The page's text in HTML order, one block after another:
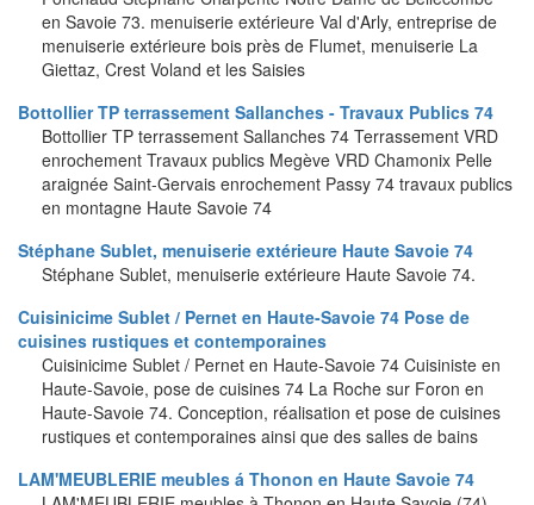
en Savoie 73. menuiserie extérieure Val d'Arly, entreprise de
menuiserie extérieure bois près de Flumet, menuiserie La
Giettaz, Crest Voland et les Saisies
Bottollier TP terrassement Sallanches - Travaux Publics 74
Bottollier TP terrassement Sallanches 74 Terrassement VRD
enrochement Travaux publics Megève VRD Chamonix Pelle
araignée Saint-Gervais enrochement Passy 74 travaux publics
en montagne Haute Savoie 74
Stéphane Sublet, menuiserie extérieure Haute Savoie 74
Stéphane Sublet, menuiserie extérieure Haute Savoie 74.
Cuisinicime Sublet / Pernet en Haute-Savoie 74 Pose de
cuisines rustiques et contemporaines
Cuisinicime Sublet / Pernet en Haute-Savoie 74 Cuisiniste en
Haute-Savoie, pose de cuisines 74 La Roche sur Foron en
Haute-Savoie 74. Conception, réalisation et pose de cuisines
rustiques et contemporaines ainsi que des salles de bains
LAM'MEUBLERIE meubles á Thonon en Haute Savoie 74